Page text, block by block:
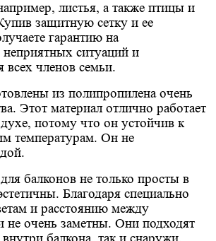
листья, а также птицы и
защитную сетку и ее
гарантию на
ситуаций и
всех членов семьи.
из полипропилена очень
Этот материал отлично работает
потому что он устойчив к
температурам. Он не
балконов не только просты в
Благодаря специально
и расстоянию между
не очень заметны. Они подходят